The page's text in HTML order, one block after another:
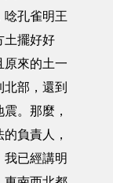
唸孔雀明王
土擺好好
原來的土一
部，還到
。那麼，
負責人，
我已經講明